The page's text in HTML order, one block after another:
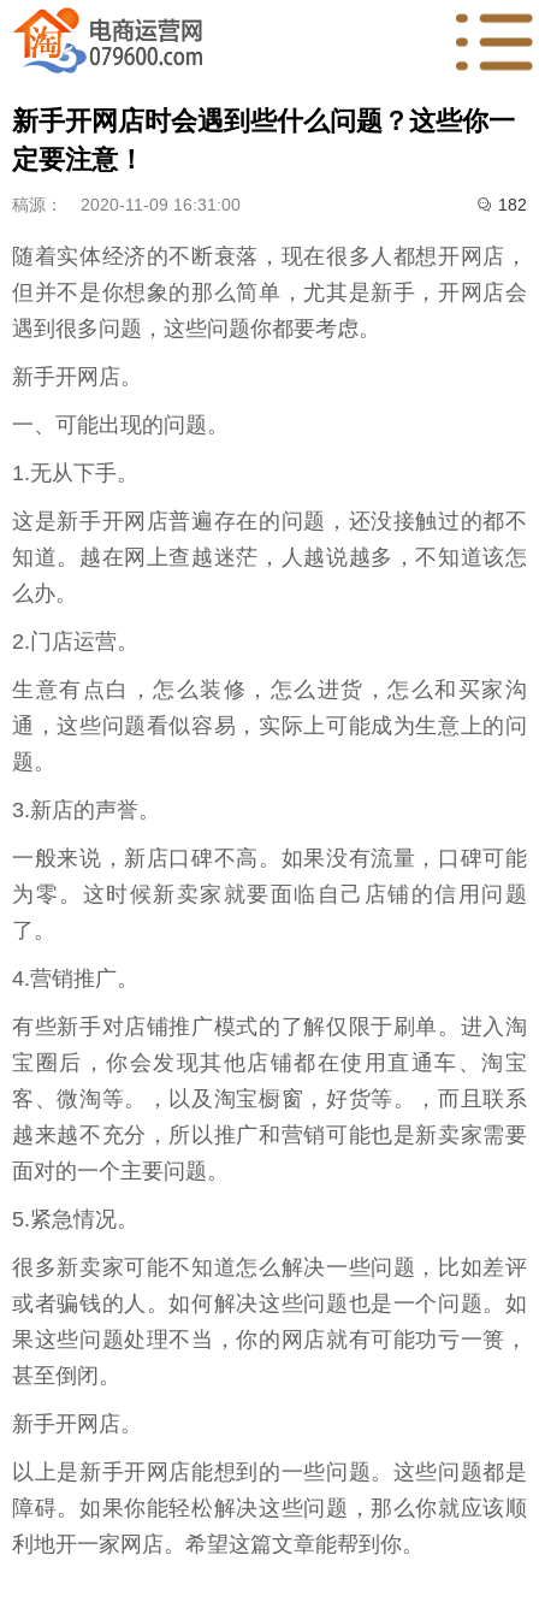
新手开网店时会遇到些什么问题？这些你一
定要注意！
稿源： 2020-11-09 16:31:00  182
随着实体经济的不断衰落，现在很多人都想开网店，
但并不是你想象的那么简单，尤其是新手，开网店会
遇到很多问题，这些问题你都要考虑。
新手开网店。
一、可能出现的问题。
1.无从下手。
这是新手开网店普遍存在的问题，还没接触过的都不
知道。越在网上查越迷茫，人越说越多，不知道该怎
么办。
2.门店运营。
生意有点白，怎么装修，怎么进货，怎么和买家沟
通，这些问题看似容易，实际上可能成为生意上的问
题。
3.新店的声誉。
一般来说，新店口碑不高。如果没有流量，口碑可能
为零。这时候新卖家就要面临自己店铺的信用问题
了。
4.营销推广。
有些新手对店铺推广模式的了解仅限于刷单。进入淘
宝圈后，你会发现其他店铺都在使用直通车、淘宝
客、微淘等。，以及淘宝橱窗，好货等。，而且联系
越来越不充分，所以推广和营销可能也是新卖家需要
面对的一个主要问题。
5.紧急情况。
很多新卖家可能不知道怎么解决一些问题，比如差评
或者骗钱的人。如何解决这些问题也是一个问题。如
果这些问题处理不当，你的网店就有可能功亏一篑，
甚至倒闭。
新手开网店。
以上是新手开网店能想到的一些问题。这些问题都是
障碍。如果你能轻松解决这些问题，那么你就应该顺
利地开一家网店。希望这篇文章能帮到你。